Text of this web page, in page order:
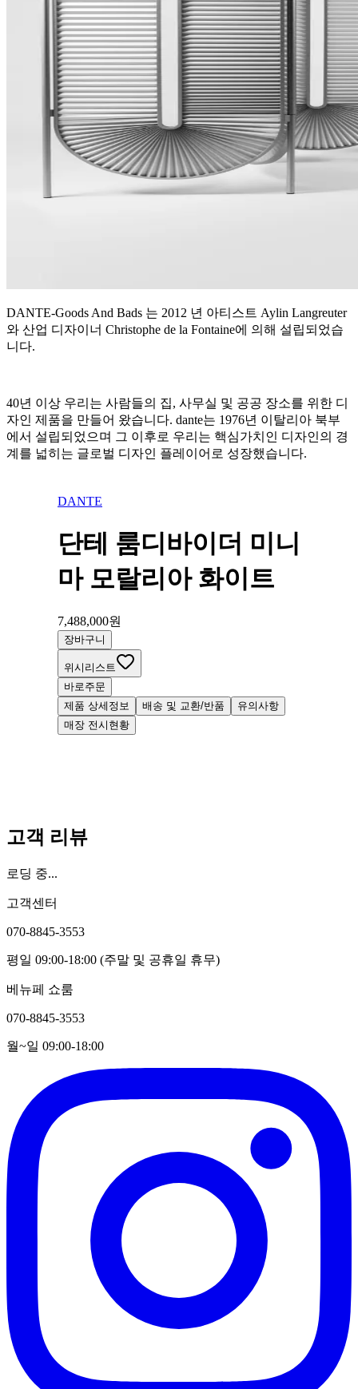
DANTE-Goods And Bads 는 2012 년 아티스트 Aylin Langreuter
와 산업 디자이너 Christophe de la Fontaine에 의해 설립되었습
니다.
40년 이상 우리는 사람들의 집, 사무실 및 공공 장소를 위한 디
자인 제품을 만들어 왔습니다. dante는 1976년 이탈리아 북부
에서 설립되었으며 그 이후로 우리는 핵심가치인 디자인의 경
계를 넓히는 글로벌 디자인 플레이어로 성장했습니다.
DANTE
단테 룸디바이더 미니
마 모랄리아 화이트
7,488,000원
장바구니
위시리스트
바로주문
제품 상세정보
배송 및 교환/반품
유의사항
매장 전시현황
고객 리뷰
로딩 중...
고객센터
070-8845-3553
평일 09:00-18:00 (주말 및 공휴일 휴무)
베뉴페 쇼룸
070-8845-3553
월~일 09:00-18:00